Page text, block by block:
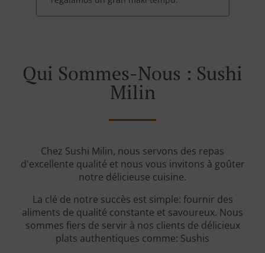
Qui Sommes-Nous : Sushi
Milin
Chez Sushi Milin, nous servons des repas
d'excellente qualité et nous vous invitons à goûter
notre délicieuse cuisine.
La clé de notre succès est simple: fournir des
aliments de qualité constante et savoureux. Nous
sommes fiers de servir à nos clients de délicieux
plats authentiques comme: Sushis